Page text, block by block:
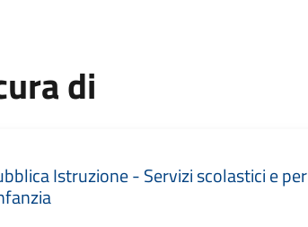
di
Istruzione - Servizi scolastici e per